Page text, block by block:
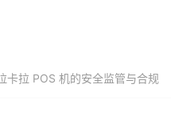
卡拉 POS 机的安全监管与合规